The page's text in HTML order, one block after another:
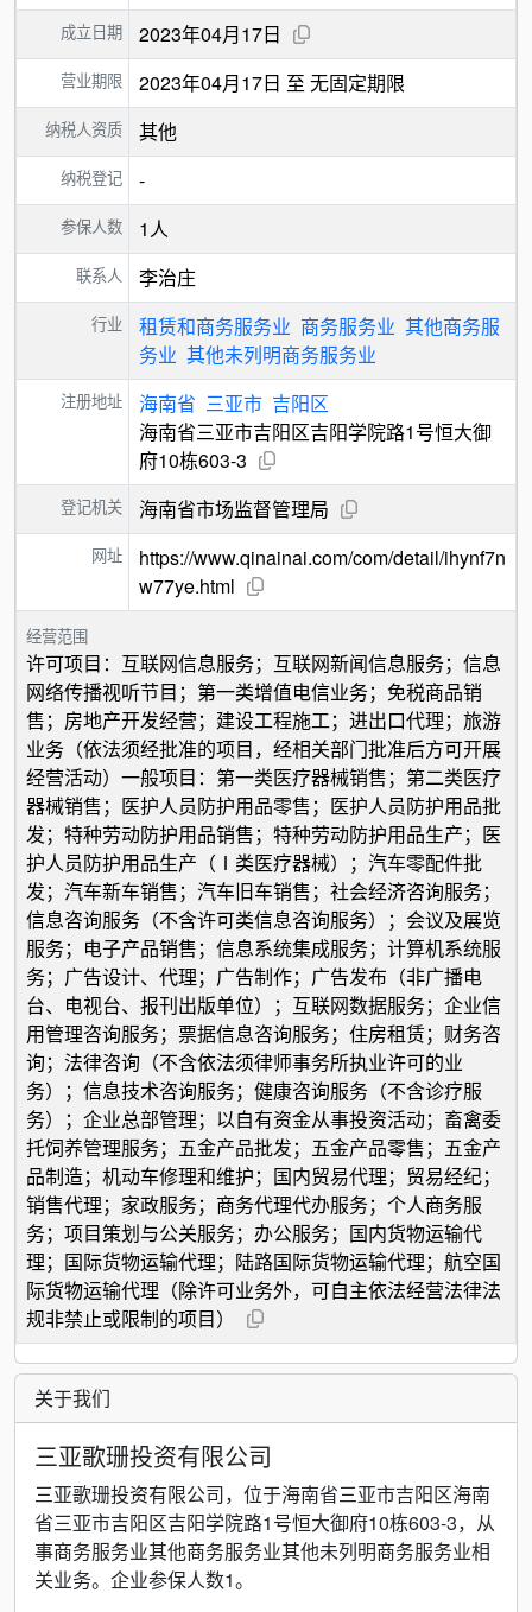
成立日期 2023年04月17日
营业期限 2023年04月17日 至 无固定期限
纳税人资质 其他
纳税登记 -
参保人数 1人
联系人 李治庄
行业 租赁和商务服务业 商务服务业 其他商务服
务业 其他未列明商务服务业
注册地址 海南省 三亚市 吉阳区
海南省三亚市吉阳区吉阳学院路1号恒大御
府10栋603-3
登记机关 海南省市场监督管理局
网址
https://www.qinainai.com/com/detail/ihynf7n
w77ye.html
经营范围
许可项目：互联网信息服务；互联网新闻信息服务；信息
网络传播视听节目；第一类增值电信业务；免税商品销
售；房地产开发经营；建设工程施工；进出口代理；旅游
业务（依法须经批准的项目，经相关部门批准后方可开展
经营活动）一般项目：第一类医疗器械销售；第二类医疗
器械销售；医护人员防护用品零售；医护人员防护用品批
发；特种劳动防护用品销售；特种劳动防护用品生产；医
护人员防护用品生产（Ⅰ类医疗器械）；汽车零配件批
发；汽车新车销售；汽车旧车销售；社会经济咨询服务；
信息咨询服务（不含许可类信息咨询服务）；会议及展览
服务；电子产品销售；信息系统集成服务；计算机系统服
务；广告设计、代理；广告制作；广告发布（非广播电
台、电视台、报刊出版单位）；互联网数据服务；企业信
用管理咨询服务；票据信息咨询服务；住房租赁；财务咨
询；法律咨询（不含依法须律师事务所执业许可的业
务）；信息技术咨询服务；健康咨询服务（不含诊疗服
务）；企业总部管理；以自有资金从事投资活动；畜禽委
托饲养管理服务；五金产品批发；五金产品零售；五金产
品制造；机动车修理和维护；国内贸易代理；贸易经纪；
销售代理；家政服务；商务代理代办服务；个人商务服
务；项目策划与公关服务；办公服务；国内货物运输代
理；国际货物运输代理；陆路国际货物运输代理；航空国
际货物运输代理（除许可业务外，可自主依法经营法律法
规非禁止或限制的项目）
关于我们
三亚歌珊投资有限公司
三亚歌珊投资有限公司，位于海南省三亚市吉阳区海南
省三亚市吉阳区吉阳学院路1号恒大御府10栋603-3，从
事商务服务业其他商务服务业其他未列明商务服务业相
关业务。企业参保人数1。